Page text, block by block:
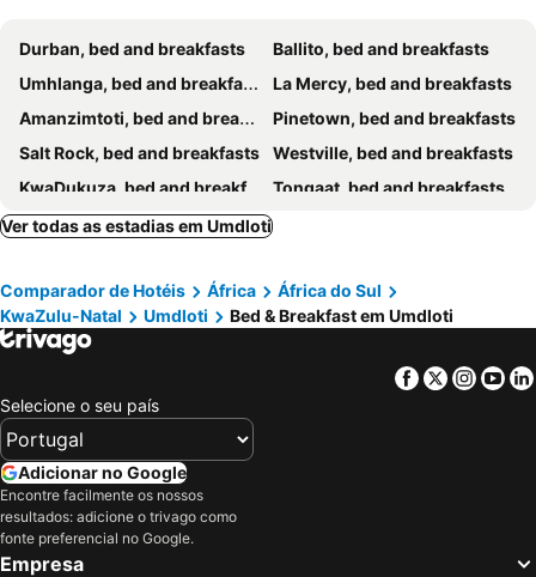
Durban, bed and breakfasts
Ballito, bed and breakfasts
Umhlanga, bed and breakfasts
La Mercy, bed and breakfasts
Amanzimtoti, bed and breakfasts
Pinetown, bed and breakfasts
Salt Rock, bed and breakfasts
Westville, bed and breakfasts
KwaDukuza, bed and breakfasts
Tongaat, bed and breakfasts
Hillcrest, bed and breakfasts
Umhlali, bed and breakfasts
Assagay, bed and breakfasts
Port Zimbali, bed and breakfasts
Ver todas as estadias em Umdloti
Comparador de Hotéis África
África do Sul
KwaZulu-Natal
Umdloti Bed & Breakfast em Umdloti
Facebook
Twitter
Selecione o seu país
Adicionar no Google
Encontre facilmente os nossos
resultados: adicione o trivago como
fonte preferencial no Google.
Empresa